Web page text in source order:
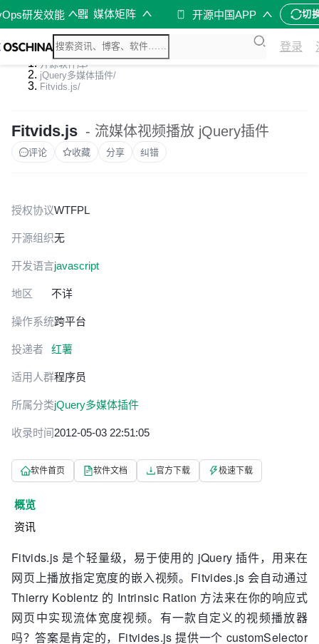
研发效能 媒体矩阵 开源中国APP 切
登录
开源软件库/
jQuery多媒体插件/
Fitvids.js/
Fitvids.js - 流媒体视频播放 jQuery插件
评论 收藏 分享 纠错
授权协议WTFPL
开源组织无
开发语言javascript
地区 不详
操作系统跨平台
投递者 红薯
适用人群程序员
所属分类jQuery多媒体插件
收录时间2012-05-03 22:51:05
软件首页 软件文档 官方下载 极速下载
概览
资讯
Fitvids.js 是个轻量级，易于使用的 jQuery 插件，用来在
网页上播放指定宽度的嵌入视频。Fitvides.js 会自动通过
Thierry Koblentz 的 Intrinsic Ration 方法来在你的响应式
网页中实现流体宽度视频。有一款自定义的视频播放器
吗？答案是肯定的，Fitvides.js 提供一个 customSelector